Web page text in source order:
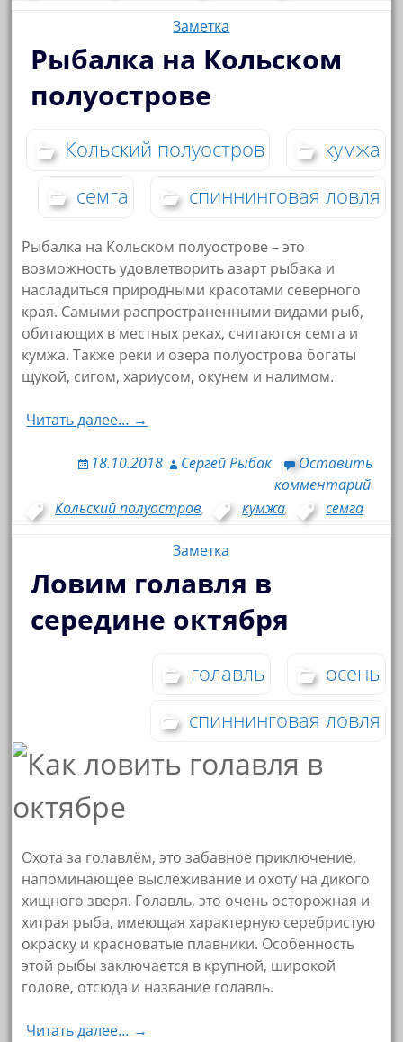
Заметка
Рыбалка на Кольском
полуострове
Кольский полуостров
кумжа
семга
спиннинговая ловля
Рыбалка на Кольском полуострове – это
возможность удовлетворить азарт рыбака и
насладиться природными красотами северного
края. Самыми распространенными видами рыб,
обитающих в местных реках, считаются семга и
кумжа. Также реки и озера полуострова богаты
щукой, сигом, хариусом, окунем и налимом.
Читать далее… →
18.10.2018 Сергей Рыбак
Оставить
комментарий
Кольский полуостров, кумжа, семга
Заметка
Ловим голавля в
середине октября
голавль
осень
спиннинговая ловля
Охота за голавлём, это забавное приключение,
напоминающее выслеживание и охоту на дикого
хищного зверя. Голавль, это очень осторожная и
хитрая рыба, имеющая характерную серебристую
окраску и красноватые плавники. Особенность
этой рыбы заключается в крупной, широкой
голове, отсюда и название голавль.
Читать далее… →